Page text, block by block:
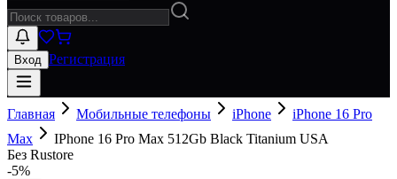
Вход Регистрация
Главная Мобильные телефоны iPhone
iPhone 16 Pro
Max
IPhone 16 Pro Max 512Gb Black Titanium USA
Без Rustore
-5%